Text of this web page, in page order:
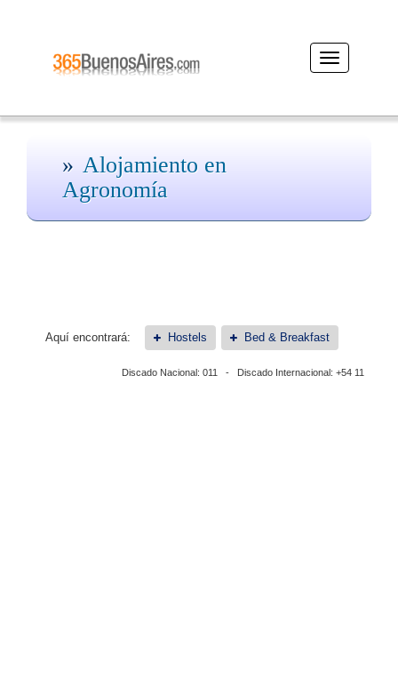
Desplegar
navegación
Alojamiento en
Agronomía
Aquí encontrará: Hostels Bed & Breakfast
Discado Nacional: 011 - Discado Internacional: +54 11